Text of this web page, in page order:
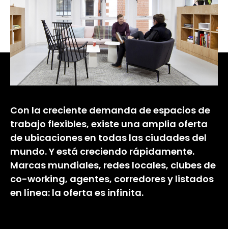
Con la creciente demanda de espacios de
trabajo flexibles, existe una amplia oferta
de ubicaciones en todas las ciudades del
mundo. Y está creciendo rápidamente.
Marcas mundiales, redes locales, clubes de
co-working, agentes, corredores y listados
en línea: la oferta es infinita.